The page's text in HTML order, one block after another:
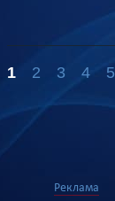
1 2 3 4 5
Реклама